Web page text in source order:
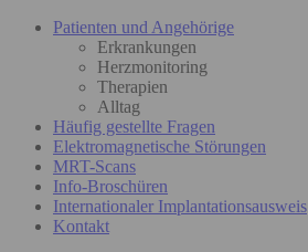
Patienten und Angehörige
Erkrankungen
Herzmonitoring
Therapien
Alltag
Häufig gestellte Fragen
Elektromagnetische Störungen
MRT-Scans
Info-Broschüren
Internationaler Implantationsausweis
Kontakt